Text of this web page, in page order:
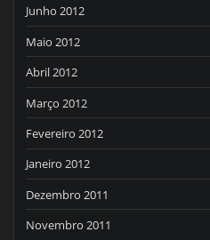
Junho 2012
Maio 2012
Abril 2012
Março 2012
Fevereiro 2012
Janeiro 2012
Dezembro 2011
Novembro 2011